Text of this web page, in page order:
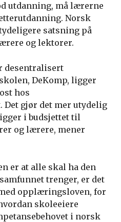
utdanning, må lærerne
Norsk
satsning på
og lektorer.
desentralisert
DeKomp, ligger
hos
gjør det mer utydelig
i budsjettet til
og lærere, mener
er at alle skal ha den
trenger, er det
opplæringsloven, for
skoleeiere
i norsk